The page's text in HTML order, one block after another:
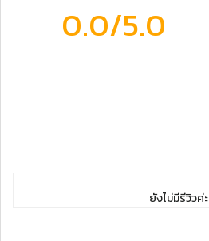
0.0/5.0
ยังไม่มีรีวิวค่ะ